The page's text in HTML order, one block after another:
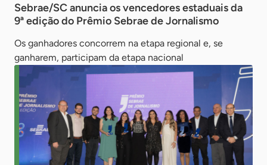
Sebrae/SC anuncia os vencedores estaduais da
9ª edição do Prêmio Sebrae de Jornalismo
Os ganhadores concorrem na etapa regional e, se
ganharem, participam da etapa nacional